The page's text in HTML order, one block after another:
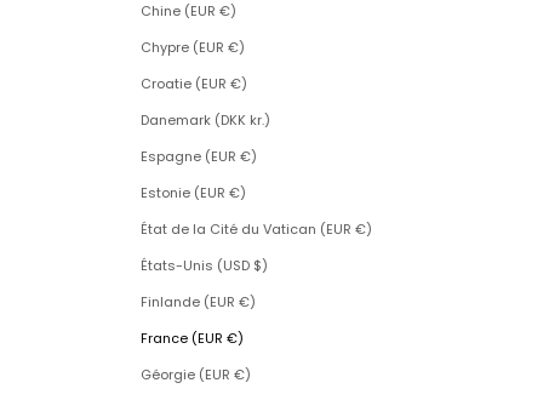
Chine (EUR €)
Chypre (EUR €)
Croatie (EUR €)
Danemark (DKK kr.)
Espagne (EUR €)
Estonie (EUR €)
État de la Cité du Vatican (EUR €)
États-Unis (USD $)
Finlande (EUR €)
France (EUR €)
Géorgie (EUR €)